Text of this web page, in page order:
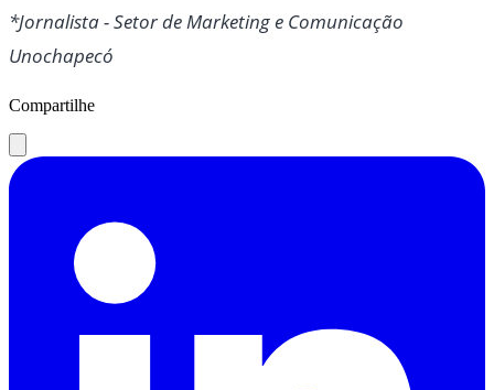
*Jornalista - Setor de Marketing e Comunicação
Unochapecó
Compartilhe